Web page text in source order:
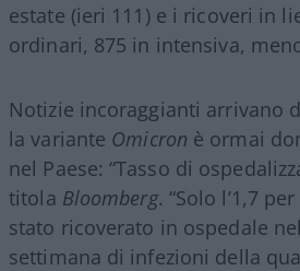
estate (ieri 111) e i ricoveri in
ordinari, 875 in intensiva,
Notizie incoraggianti arrivano
la variante Omicron è ormai
nel Paese: “Tasso di
titola Bloomberg. “Solo l’1,7
stato ricoverato in ospedale
settimana di infezioni della